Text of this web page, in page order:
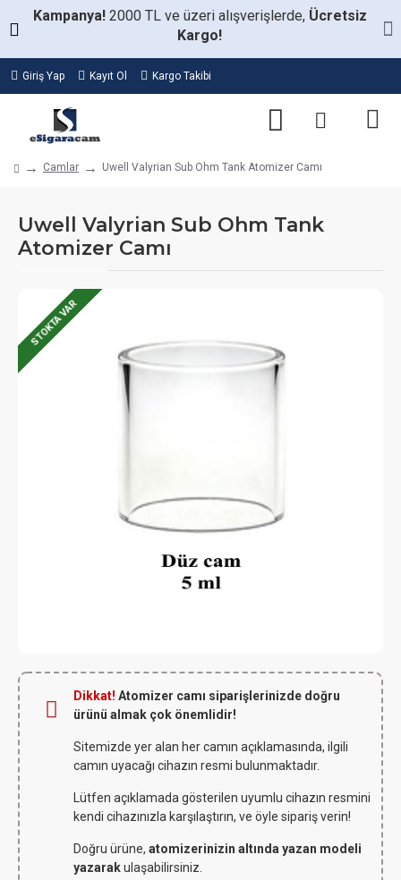
Kampanya! 2000 TL ve üzeri alışverişlerde, Ücretsiz
Kargo!
Giriş Yap Kayıt Ol Kargo Takibi
Camlar Uwell Valyrian Sub Ohm Tank Atomizer Camı
Uwell Valyrian Sub Ohm Tank
Atomizer Camı
STOKTA VAR
Dikkat! Atomizer camı siparişlerinizde doğru
ürünü almak çok önemlidir!
Sitemizde yer alan her camın açıklamasında, ilgili
camın uyacağı cihazın resmi bulunmaktadır.
Lütfen açıklamada gösterilen uyumlu cihazın resmini
kendi cihazınızla karşılaştırın, ve öyle sipariş verin!
Doğru ürüne, atomizerinizin altında yazan modeli
yazarakulaşabilirsiniz.